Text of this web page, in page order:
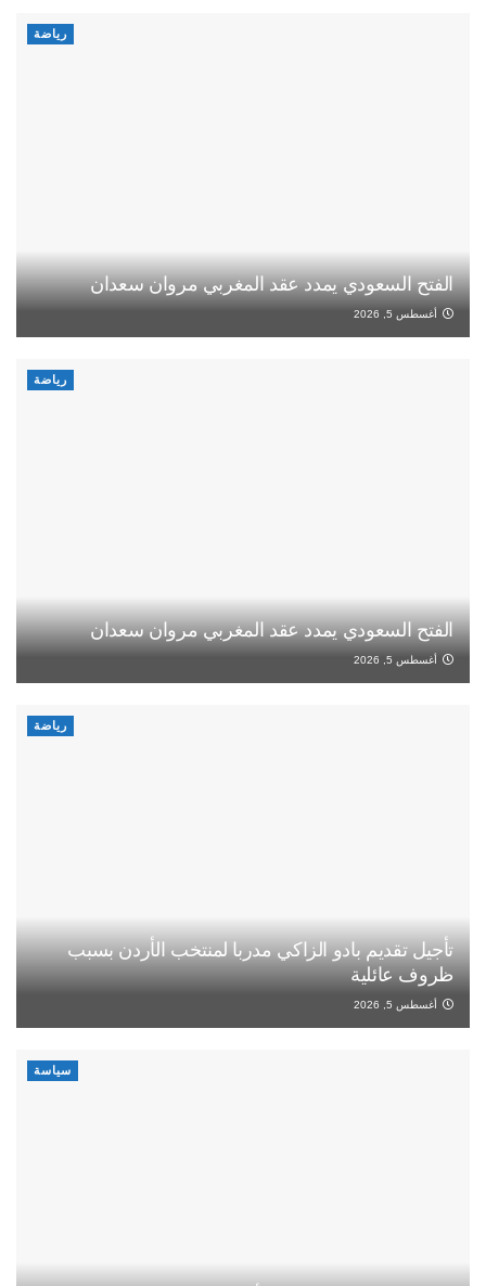
رياضة
الفتح السعودي يمدد عقد المغربي مروان سعدان
أغسطس 5, 2026
رياضة
الفتح السعودي يمدد عقد المغربي مروان سعدان
أغسطس 5, 2026
رياضة
تأجيل تقديم بادو الزاكي مدربا لمنتخب الأردن بسبب
ظروف عائلية
أغسطس 5, 2026
سياسة